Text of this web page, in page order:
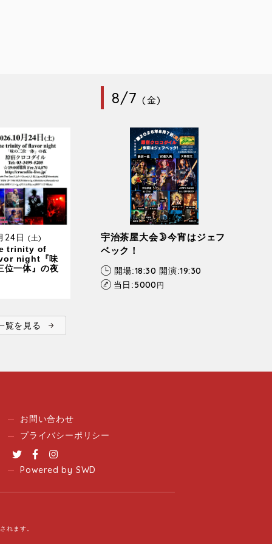
24日 (土)
trinity of
night『味
位一体』の夜
覧を見る
8/7(金)
宇治茶屋大会🌛今宵はジェフ
ベック！
開場:18:30 開演:19:30
当日:5000 円
お問い合わせ
プライバシーポリシー
TwitterFacebook
Powered by SWD
れます。